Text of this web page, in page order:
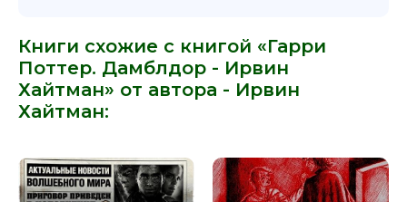
Книги схожие с книгой «Гарри
Поттер. Дамблдор - Ирвин
Хайтман» от автора - Ирвин
Хайтман: